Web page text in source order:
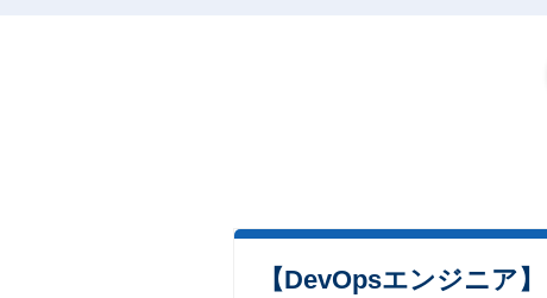
【DevOpsエンジニア